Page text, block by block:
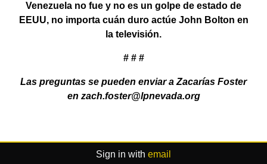
Venezuela no fue y no es un golpe de estado de
EEUU, no importa cuán duro actúe John Bolton en
la televisión.
# # #
Las preguntas se pueden enviar a Zacarías Foster
en zach.foster@lpnevada.org
Sign in with email